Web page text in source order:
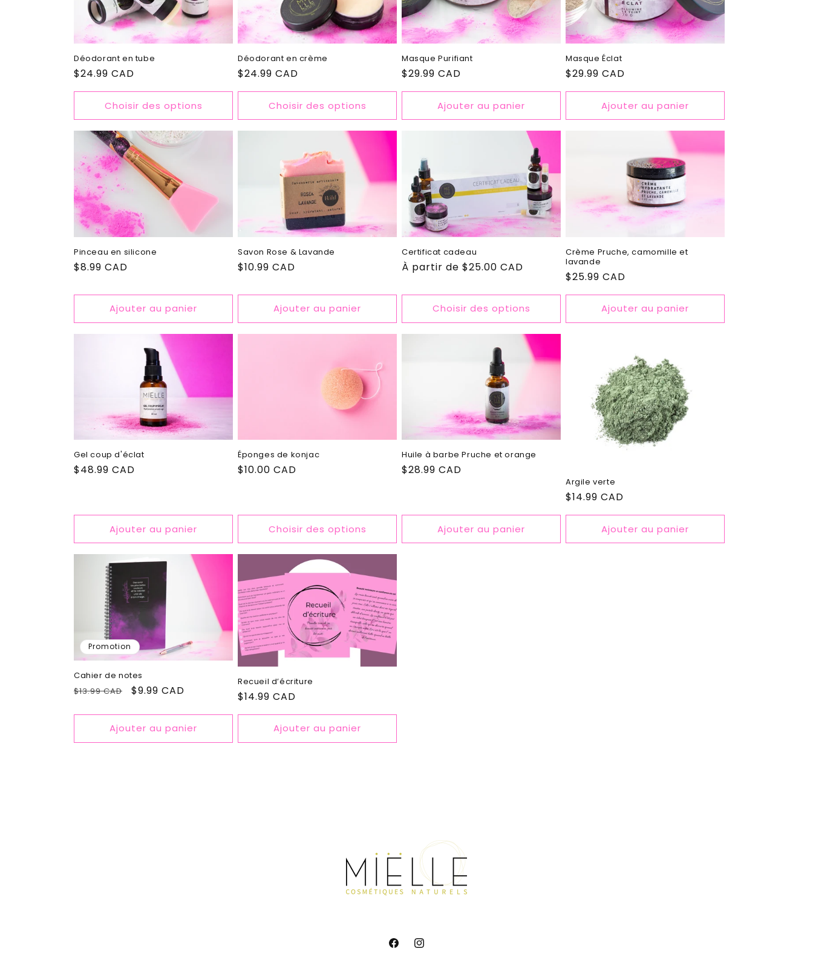
Déodorant en tube
Prix
habituel
$24.99 CAD
Choisir des options
Déodorant en crème
Prix
habituel
$24.99 CAD
Choisir des options
Masque Purifiant
Prix
habituel
$29.99 CAD
Ajouter au panier
Masque Éclat
Prix
habituel
$29.99 CAD
Ajouter au panier
Pinceau en silicone
Prix
$8.99 CAD
Ajouter au panier
Savon Rose & Lavande
Prix
$10.99 CAD
Ajouter au panier
Certificat cadeau
Prix
À partir de $25.00 CAD
Choisir des options
Crème Pruche, camomille et
lavande
Prix
habituel
$25.99 CAD
Ajouter au panier
Gel coup d'éclat
Prix
$48.99 CAD
Ajouter au panier
Éponges de konjac
Prix
$10.00 CAD
Choisir des options
Huile à barbe Pruche et orange
Prix
$28.99 CAD
Ajouter au panier
Argile verte
Prix
habituel
$14.99 CAD
Ajouter au panier
Promotion
Cahier de notes
Prix
$13.99 CAD
Prix
$9.99 CAD
Ajouter au panier
Recueil d’écriture
Prix
habituel
$14.99 CAD
Ajouter au panier
FacebookInstagram